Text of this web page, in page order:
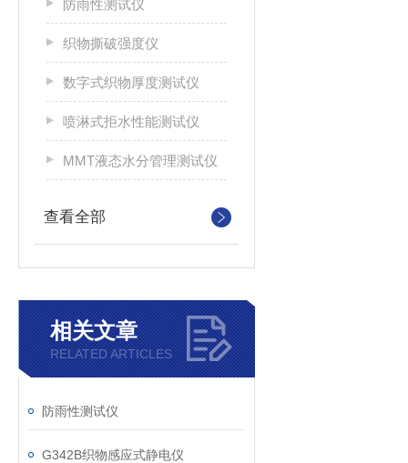
防雨性测试仪
织物撕破强度仪
数字式织物厚度测试仪
喷淋式拒水性能测试仪
MMT液态水分管理测试仪
查看全部
相关文章
RELATED ARTICLES
防雨性测试仪
G342B织物感应式静电仪